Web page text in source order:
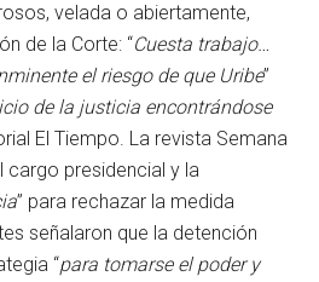
velada o abiertamente,
de la Corte: “Cuesta trabajo…
el riesgo de que Uribe”
de la justicia encontrándose
El Tiempo. La revista Semana
cargo presidencial y la
” para rechazar la medida
señalaron que la detención
“para tomarse el poder y